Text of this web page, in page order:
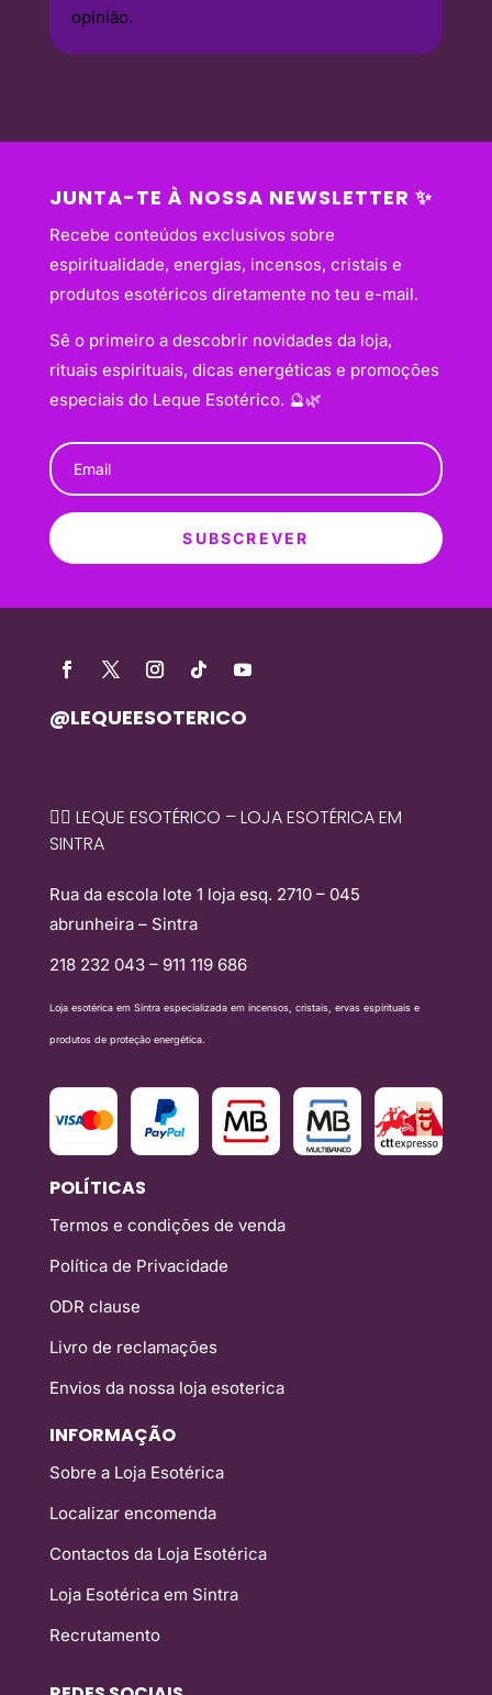
opinião.
JUNTA-TE À NOSSA NEWSLETTER ✨
Recebe conteúdos exclusivos sobre
espiritualidade, energias, incensos, cristais e
produtos esotéricos diretamente no teu e-mail.
Sê o primeiro a descobrir novidades da loja,
rituais espirituais, dicas energéticas e promoções
especiais do Leque Esotérico. 🔮🌿
SUBSCREVER
@LEQUEESOTERICO
🧙‍♀️ LEQUE ESOTÉRICO – LOJA ESOTÉRICA EM
SINTRA
Rua da escola lote 1 loja esq. 2710 – 045
abrunheira – Sintra
218 232 043 – 911 119 686
Loja esotérica em Sintra especializada em incensos, cristais, ervas espirituais e
produtos de proteção energética.
POLÍTICAS
Termos e condições de venda
Política de Privacidade
ODR clause
Livro de reclamações
Envios da nossa loja esoterica
INFORMAÇÃO
Sobre a Loja Esotérica
Localizar encomenda
Contactos da Loja Esotérica
Loja Esotérica em Sintra
Recrutamento